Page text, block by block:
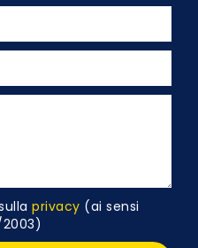
privacy (ai sensi
2003)